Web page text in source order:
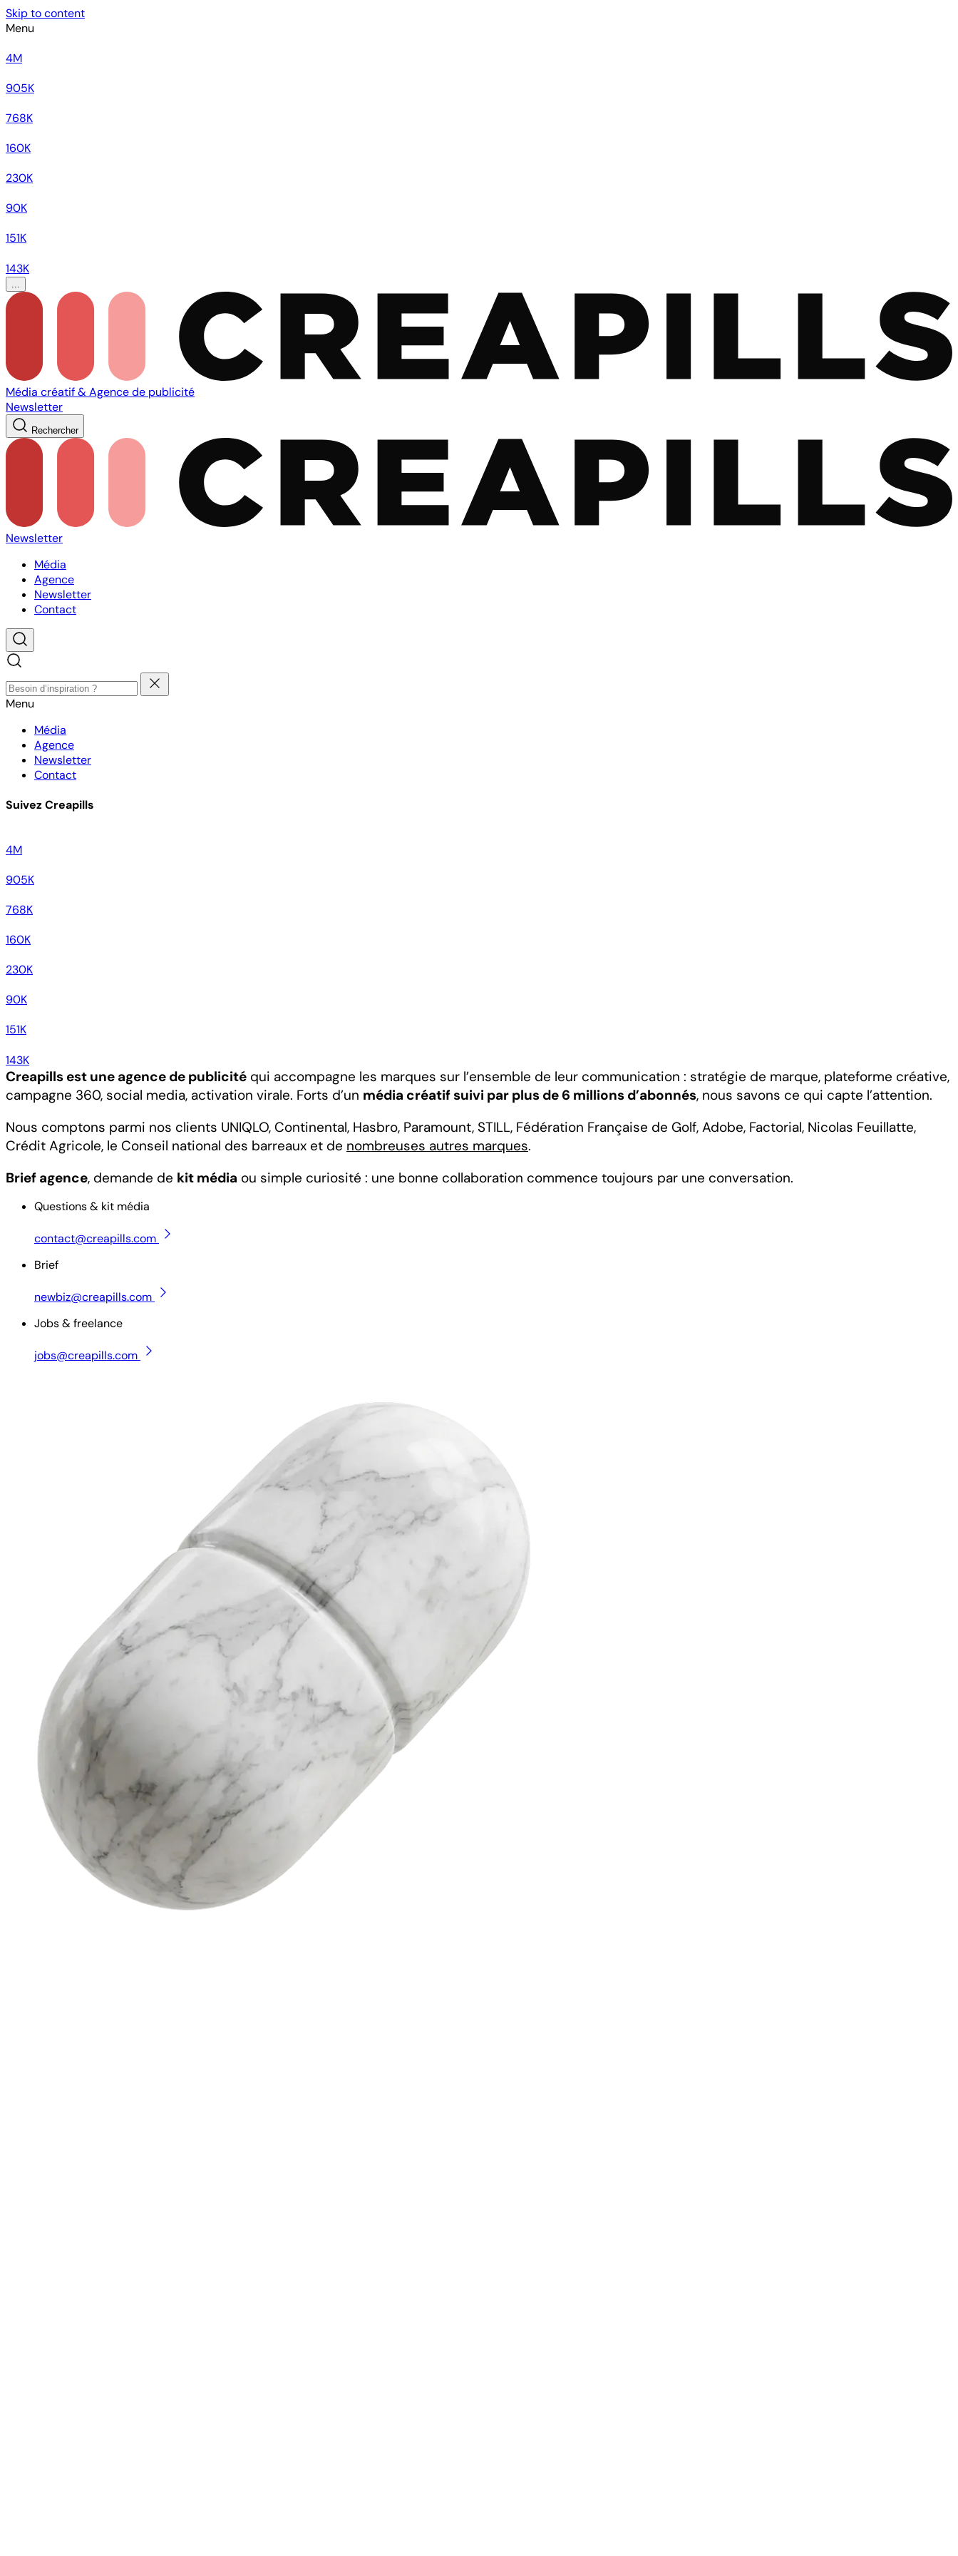
Skip to content
Menu
4M
905K
768K
160K
230K
90K
151K
143K
...
Média créatif & Agence de publicité
Newsletter
Rechercher
Newsletter
Média
Agence
Newsletter
Contact
Menu
Média
Agence
Newsletter
Contact
Suivez Creapills
4M
905K
768K
160K
230K
90K
151K
143K
Creapills est une agence de publicité qui accompagne les marques sur l’ensemble de leur communication : stratégie de marque, plateforme créative,
campagne 360, social media, activation virale. Forts d’un média créatif suivi par plus de 6 millions d’abonnés, nous savons ce qui capte l’attention.
Nous comptons parmi nos clients UNIQLO, Continental, Hasbro, Paramount, STILL, Fédération Française de Golf, Adobe, Factorial, Nicolas Feuillatte,
Crédit Agricole, le Conseil national des barreaux et de nombreuses autres marques.
Brief agence, demande de kit média ou simple curiosité : une bonne collaboration commence toujours par une conversation.
Questions & kit média
contact@creapills.com
Brief
newbiz@creapills.com
Jobs & freelance
jobs@creapills.com